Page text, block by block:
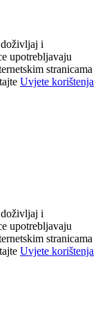
i
upotrebljavaju
stranicama
Uvjete korištenja
i
upotrebljavaju
stranicama
Uvjete korištenja